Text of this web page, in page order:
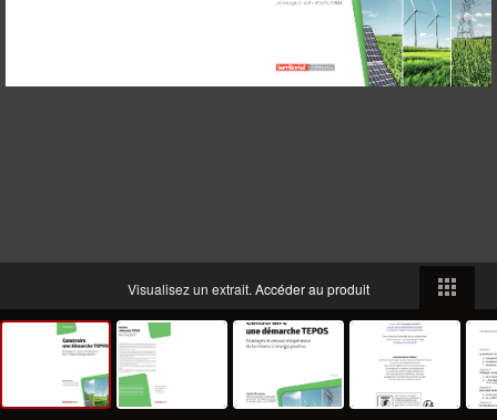
Visualisez un extrait. Accéder au produit